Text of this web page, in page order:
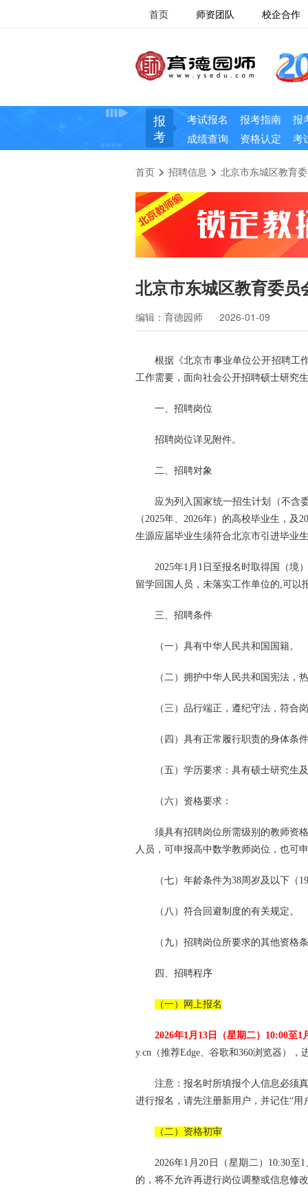
首页 师资团队 校企合作
报
考
考试报名 报考指南
报
成绩查询
资格认定 考
首页> 招聘信息 > 北京市东城区教育
北京市东城区教育委
编辑：育德园师 2026-01-09
根据《北京市事业单位公开招聘工
工作需要，面向社会公开招聘硕士研究
一、招聘岗位
招聘岗位详见附件。
二、招聘对象
应为列入国家统一招生计划（不含
（2025年、2026年）的高校毕业生，
生源应届毕业生须符合北京市引进毕业
2025年1月1日至报名时取得国（境
留学回国人员，未落实工作单位的,可以
三、招聘条件
（一）具有中华人民共和国国籍。
（二）拥护中华人民共和国宪法，
（三）品行端正，遵纪守法，符合
（四）具有正常履行职责的身体条
（五）学历要求：具有硕士研究生
（六）资格要求：
须具有招聘岗位所需级别的教师资
人员，可申报高中数学教师岗位，也可
（七）年龄条件为38周岁及以下（
（八）符合回避制度的有关规定。
（九）招聘岗位所要求的其他资格
四、招聘程序
（一）网上报名
2026年1月13日（星期二）10:00至
y.cn（推荐Edge、谷歌和360浏览器）
注意：报名时所填报个人信息必须
进行报名，请先注册新用户，并记住“用
（二）资格初审
2026年1月20日（星期二）10:30
的，将不允许再进行岗位调整或信息修